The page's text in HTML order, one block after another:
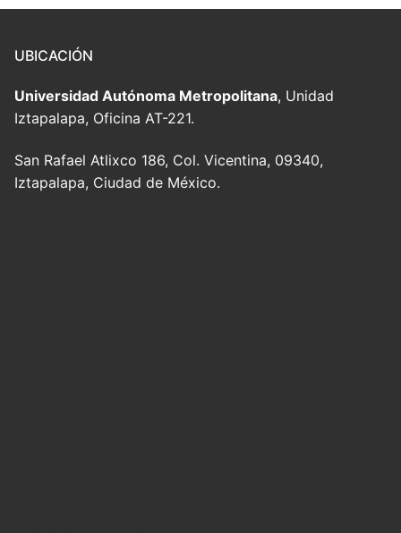
UBICACIÓN
Universidad Autónoma Metropolitana, Unidad
Iztapalapa, Oficina AT-221.
San Rafael Atlixco 186, Col. Vicentina, 09340,
Iztapalapa, Ciudad de México.